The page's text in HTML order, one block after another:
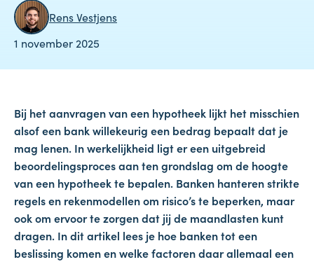
Rens Vestjens
1 november 2025
Bij het aanvragen van een hypotheek lijkt het misschien
alsof een bank willekeurig een bedrag bepaalt dat je
mag lenen. In werkelijkheid ligt er een uitgebreid
beoordelingsproces aan ten grondslag om de hoogte
van een hypotheek te bepalen. Banken hanteren strikte
regels en rekenmodellen om risico’s te beperken, maar
ook om ervoor te zorgen dat jij de maandlasten kunt
dragen. In dit artikel lees je hoe banken tot een
beslissing komen en welke factoren daar allemaal een